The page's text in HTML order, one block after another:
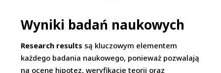
Wyniki badań naukowych
Research results są kluczowym elementem
każdego badania naukowego, ponieważ pozwalają
na ocenę hipotez, weryfikację teorii oraz